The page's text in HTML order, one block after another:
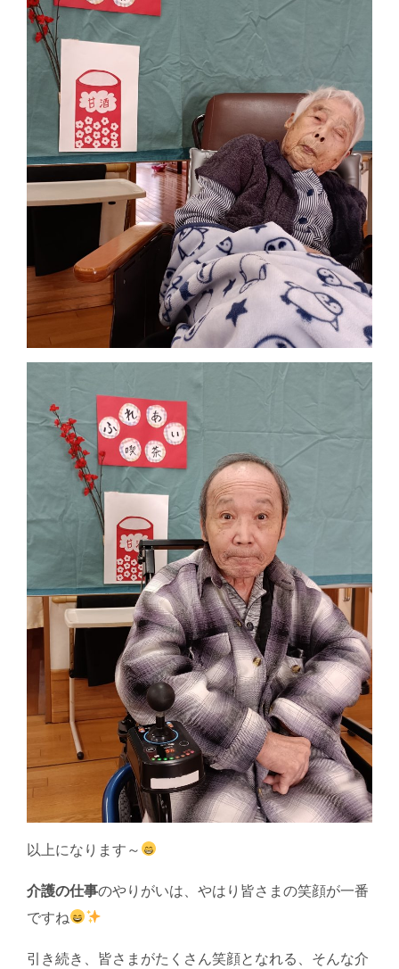
以上になります～
介護の仕事のやりがいは、やはり皆さまの笑顔が一番
ですね
引き続き、皆さまがたくさん笑顔となれる、そんな介